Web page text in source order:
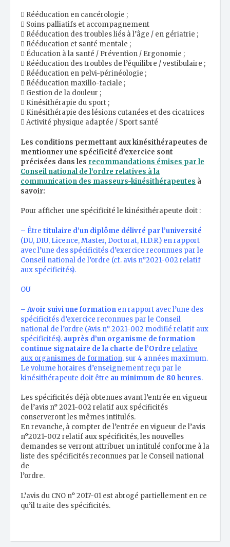
 Rééducation en cancérologie ;
 Soins palliatifs et accompagnement
 Rééducation des troubles liés à l’âge / en gériatrie ;
 Rééducation et santé mentale ;
 Éducation à la santé / Prévention / Ergonomie ;
 Rééducation des troubles de l’équilibre / vestibulaire ;
 Rééducation en pelvi-périnéologie ;
 Rééducation maxillo-faciale ;
 Gestion de la douleur ;
 Kinésithérapie du sport ;
 Kinésithérapie des lésions cutanées et des cicatrices
 Activité physique adaptée / Sport santé
Les conditions permettant aux kinésithérapeutes de
mentionner une spécificité d’exercice sont
précisées dans les recommandations émises par le
Conseil national de l’ordre relatives à la
communication des masseurs-kinésithérapeutes à
savoir:
Pour afficher une spécificité le kinésithérapeute doit :
– Être titulaire d’un diplôme délivré par l’université
(DU, DIU, Licence, Master, Doctorat, H.D.R.) en rapport
avec l’une des spécificités d’exercice reconnues par le
Conseil national de l’ordre (cf. avis n°2021-002 relatif
aux spécificités).
OU
–Avoir suivi une formation en rapport avec l’une des
spécificités d’exercice reconnues par le Conseil
national de l’ordre (Avis n° 2021-002 modifié relatif aux
spécificités). auprès d’un organisme de formation
continue signataire de la charte de l’Ordre relative
aux organismes de formation, sur 4 années maximum.
Le volume horaires d’enseignement reçu par le
kinésithérapeute doit être au minimum de 80 heures.
Les spécificités déjà obtenues avant l’entrée en vigueur
de l’avis n° 2021-002 relatif aux spécificités
conserveront les mêmes intitulés.
En revanche, à compter de l’entrée en vigueur de l’avis
n°2021-002 relatif aux spécificités, les nouvelles
demandes se verront attribuer un intitulé conforme à la
liste des spécificités reconnues par le Conseil national
de
l’ordre.
L’avis du CNO n° 2017-01 est abrogé partiellement en ce
qu’il traite des spécificités.